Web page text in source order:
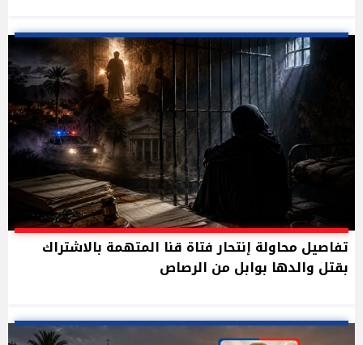
تفاصيل محاولة إنتحار فتاة قنا المتهمة بالاشتراك
بقتل والدها بوابل من الرصاص